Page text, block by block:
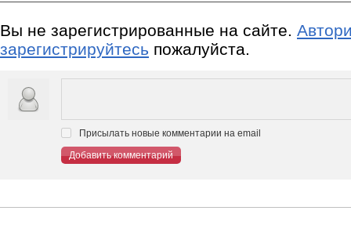
Вы не зарегистрированные на сайте.
зарегистрируйтесь пожалуйста.
Присылать новые комментарии на email
Добавить комментарий